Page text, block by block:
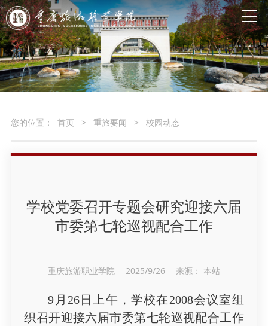
您的位置： 首页 > 重旅要闻 > 校园动态
学校党委召开专题会研究迎接六届
市委第七轮巡视配合工作
重庆旅游职业学院 2025/9/26 来源： 本站
9月26日上午，学校在2008会议室组
织召开迎接六届市委第七轮巡视配合工作